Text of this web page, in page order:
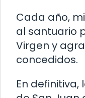
Cada año,
al santuario
Virgen y
concedidos.
En definitiva,